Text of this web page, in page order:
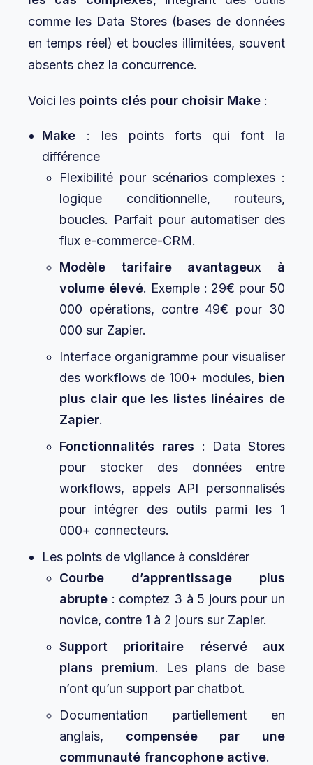
comme les Data Stores (bases de données
en temps réel) et boucles illimitées, souvent
absents chez la concurrence.
Voici les points clés pour choisir Make :
Make : les points forts qui font la
différence
Flexibilité pour scénarios complexes :
logique conditionnelle, routeurs,
boucles. Parfait pour automatiser des
flux e-commerce-CRM.
Modèle tarifaire avantageux à
volume élevé. Exemple : 29€ pour 50
000 opérations, contre 49€ pour 30
000 sur Zapier.
Interface organigramme pour visualiser
des workflows de 100+ modules, bien
plus clair que les listes linéaires de
Zapier.
Fonctionnalités rares : Data Stores
pour stocker des données entre
workflows, appels API personnalisés
pour intégrer des outils parmi les 1
000+ connecteurs.
Les points de vigilance à considérer
Courbe d’apprentissage plus
abrupte : comptez 3 à 5 jours pour un
novice, contre 1 à 2 jours sur Zapier.
Support prioritaire réservé aux
plans premium. Les plans de base
n’ont qu’un support par chatbot.
Documentation partiellement en
anglais, compensée par une
communauté francophone active.